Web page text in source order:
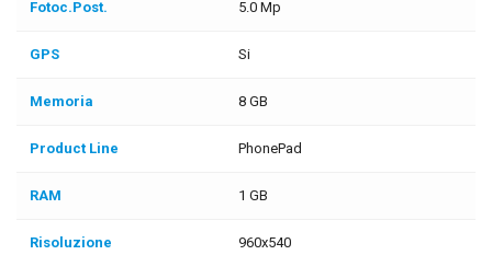
Fotoc.Post. 5.0 Mp
GPS Si
Memoria 8 GB
Product Line PhonePad
RAM 1 GB
Risoluzione 960x540